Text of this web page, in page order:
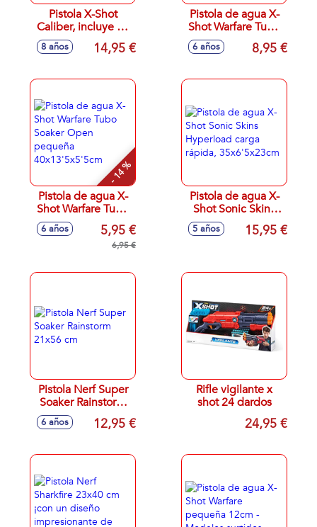
Pistola X-Shot
Caliber, incluye 16
dardos 23x50x7cm
8 años 14,95 €
Pistola de agua X-
Shot Warfare Tubo
Soaker Open,
59x13'5x5'5cm -
6 años 8,95 €
- 14 %
Pistola de agua X-
Shot Warfare Tubo
Soaker Open
pequeña
40x13'5x5'5cm
6 años 5,95 €
6,95 €
Pistola de agua X-
Shot Sonic Skins
Hyperload carga
rápida,
5 años 15,95 €
Pistola Nerf Super
Soaker Rainstorm
21x56 cm
6 años 12,95 €
Rifle vigilante x
shot 24 dardos
24,95 €